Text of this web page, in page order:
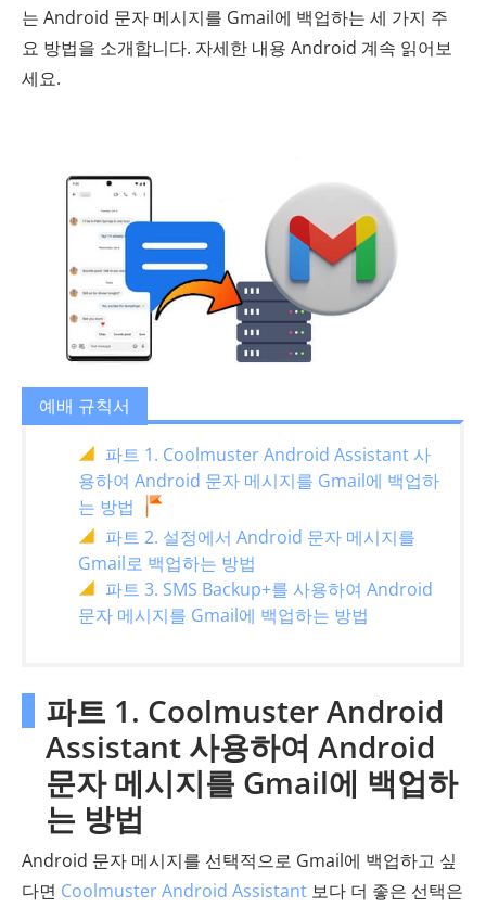
는 Android 문자 메시지를 Gmail에 백업하는 세 가지 주
요 방법을 소개합니다. 자세한 내용 Android 계속 읽어보
세요.
예배 규칙서
파트 1. Coolmuster Android Assistant 사
용하여 Android 문자 메시지를 Gmail에 백업하
는 방법
파트 2. 설정에서 Android 문자 메시지를
Gmail로 백업하는 방법
파트 3. SMS Backup+를 사용하여 Android
문자 메시지를 Gmail에 백업하는 방법
파트 1. Coolmuster Android
Assistant 사용하여 Android
문자 메시지를 Gmail에 백업하
는 방법
Android 문자 메시지를 선택적으로 Gmail에 백업하고 싶
다면 Coolmuster Android Assistant 보다 더 좋은 선택은